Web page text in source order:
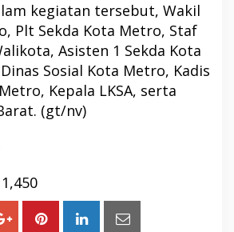
kegiatan tersebut, Wakil
Plt Sekda Kota Metro, Staf
Asisten 1 Sekda Kota
Sosial Kota Metro, Kadis
Kepala LKSA, serta
(gt/nv)
1,450